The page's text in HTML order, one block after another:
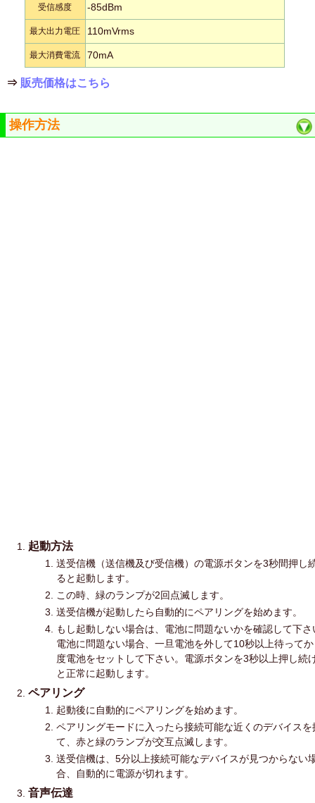
受信感度 -85dBm
最大出力電圧 110mVrms
最大消費電流 70mA
⇒ 販売価格はこちら
操作方法
起動方法
送受信機（送信機及び受信機）の電源ボタンを3秒間押し
ると起動します。
この時、緑のランプが2回点滅します。
送受信機が起動したら自動的にペアリングを始めます。
もし起動しない場合は、電池に問題ないかを確認して下さ
電池に問題ない場合、一旦電池を外して10秒以上待って
度電池をセットして下さい。電源ボタンを3秒以上押し続
と正常に起動します。
ペアリング
起動後に自動的にペアリングを始めます。
ペアリングモードに入ったら接続可能な近くのデバイスを
て、赤と緑のランプが交互点滅します。
送受信機は、5分以上接続可能なデバイスが見つからない
合、自動的に電源が切れます。
音声伝達